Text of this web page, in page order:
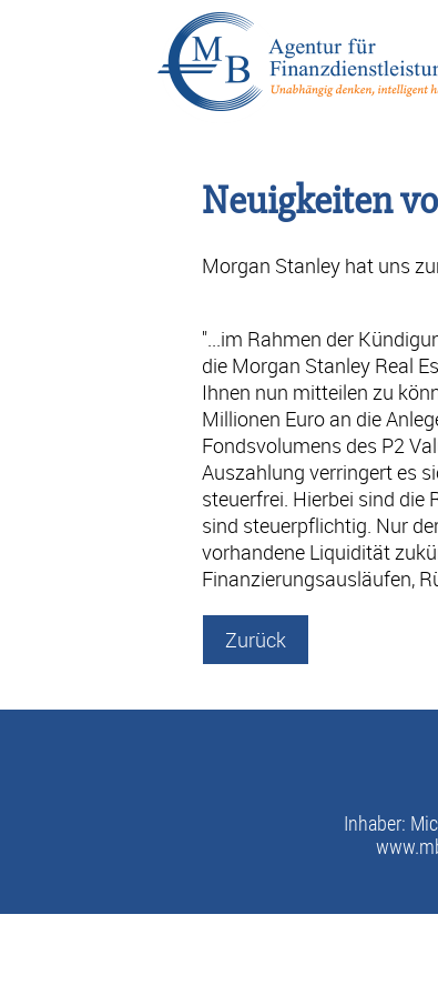
Neuigkeiten
Morgan Stanley hat uns
"...im Rahmen der
die Morgan Stanley Real
Ihnen nun mitteilen zu
Millionen Euro an die
Fondsvolumens des P2
Auszahlung verringert es
steuerfrei. Hierbei sind die
sind steuerpflichtig. Nur
vorhandene Liquidität
Finanzierungsausläufen,
Zurück
Inhaber: